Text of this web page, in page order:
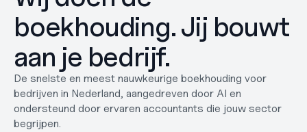
Producten
Bv oprichten
Zakelijke accounts en bankpassen
Facturatie
Over ons
Prijzen
Liefde
Bronnen
Content
boekhouding. Jij bouwt
aan je bedrijf.
De snelste en meest nauwkeurige boekhouding voor
bedrijven in Nederland, aangedreven door AI en
ondersteund door ervaren accountants die jouw sector
begrijpen.